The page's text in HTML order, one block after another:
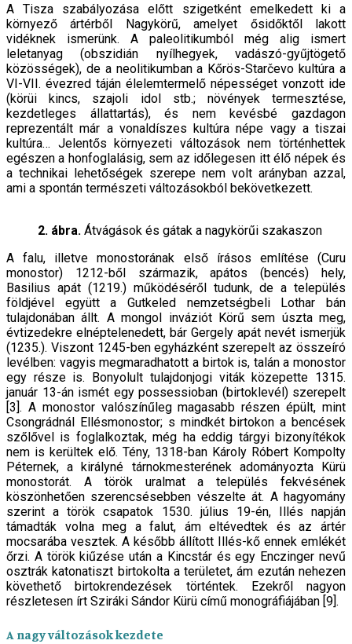
A Tisza szabályozása előtt szigetként emelkedett ki a
környező ártérből Nagykörű, amelyet ősidőktől lakott
vidéknek ismerünk. A paleolitikumból még alig ismert
leletanyag (obszidián nyílhegyek, vadászó-gyűjtögető
közösségek), de a neolitikumban a Kőrös-Starčevo kultúra a
VI-VII. évezred táján élelemtermelő népességet vonzott ide
(körüi kincs, szajoli idol stb.; növények termesztése,
kezdetleges állattartás), és nem kevésbé gazdagon
reprezentált már a vonaldíszes kultúra népe vagy a tiszai
kultúra… Jelentős környezeti változások nem történhettek
egészen a honfoglalásig, sem az időlegesen itt élő népek és
a technikai lehetőségek szerepe nem volt arányban azzal,
ami a spontán természeti változásokból bekövetkezett.
2. ábra. Átvágások és gátak a nagykörűi szakaszon
A falu, illetve monostorának első írásos említése (Curu
monostor) 1212-ből származik, apátos (bencés) hely,
Basilius apát (1219.) működéséről tudunk, de a település
földjével együtt a Gutkeled nemzetségbeli Lothar bán
tulajdonában állt. A mongol inváziót Körű sem úszta meg,
évtizedekre elnéptelenedett, bár Gergely apát nevét ismerjük
(1235.). Viszont 1245-ben egyházként szerepelt az összeíró
levélben: vagyis megmaradhatott a birtok is, talán a monostor
egy része is. Bonyolult tulajdonjogi viták közepette 1315.
január 13-án ismét egy possessioban (birtoklevél) szerepelt
[3]. A monostor valószínűleg magasabb részen épült, mint
Csongrádnál Ellésmonostor; s mindkét birtokon a bencések
szőlővel is foglalkoztak, még ha eddig tárgyi bizonyítékok
nem is kerültek elő. Tény, 1318-ban Károly Róbert Kompolty
Péternek, a királyné tárnokmesterének adományozta Kürü
monostorát. A török uralmat a település fekvésének
köszönhetően szerencsésebben vészelte át. A hagyomány
szerint a török csapatok 1530. július 19-én, Illés napján
támadták volna meg a falut, ám eltévedtek és az ártér
mocsarába vesztek. A később állított Illés-kő ennek emlékét
őrzi. A török kiűzése után a Kincstár és egy Enczinger nevű
osztrák katonatiszt birtokolta a területet, ám ezután nehezen
követhető birtokrendezések történtek. Ezekről nagyon
részletesen írt Sziráki Sándor Kürü című monográfiájában [9].
A nagy változások kezdete